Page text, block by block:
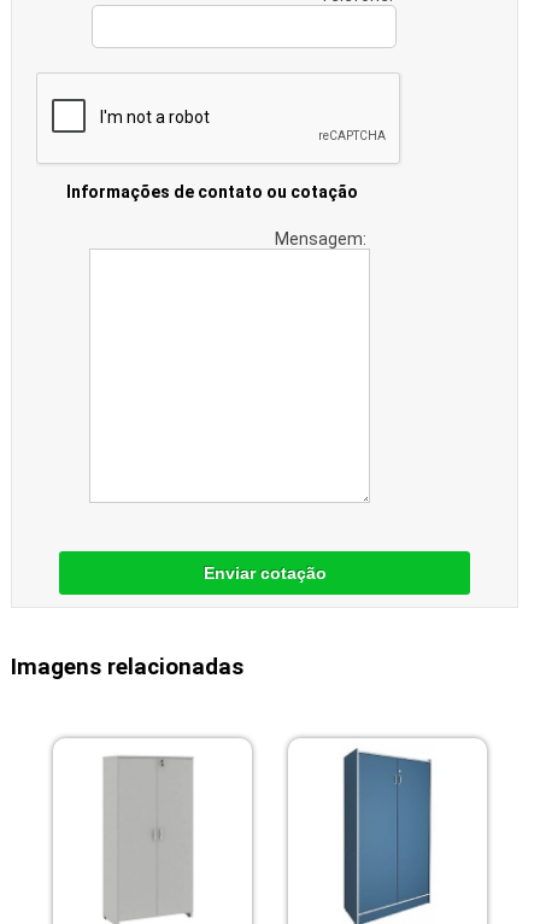
Informações de contato ou cotação
Mensagem:
Enviar cotação
Imagens relacionadas